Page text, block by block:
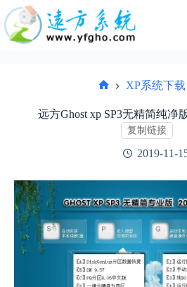
过
内
页
XP系统下载
远方Ghost xp SP3无精简纯净
复制链接
2019-11-